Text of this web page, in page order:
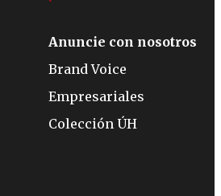
Anuncie con nosotros
Brand Voice
Empresariales
Colección ÚH